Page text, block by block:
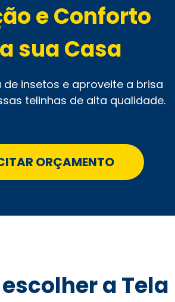
e Conforto
sua Casa
de insetos e aproveite a brisa
telinhas de alta qualidade.
ORÇAMENTO
a Tela